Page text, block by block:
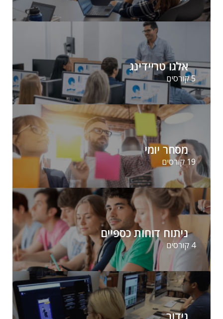
אלגו טריידינג
5 קורסים
מסחר יומי
19 קורסים
ניתוח דוחות כספיים
4 קורסים
גידור